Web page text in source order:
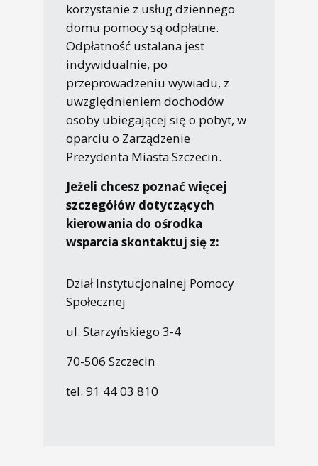
korzystanie z usług dziennego
domu pomocy są odpłatne.
Odpłatność ustalana jest
indywidualnie, po
przeprowadzeniu wywiadu, z
uwzględnieniem dochodów
osoby ubiegającej się o pobyt, w
oparciu o Zarządzenie
Prezydenta Miasta Szczecin.
Jeżeli chcesz poznać więcej
szczegółów dotyczących
kierowania do ośrodka
wsparcia skontaktuj się z:
Dział Instytucjonalnej Pomocy
Społecznej
ul. Starzyńskiego 3-4
70-506 Szczecin
tel. 91 44 03 810